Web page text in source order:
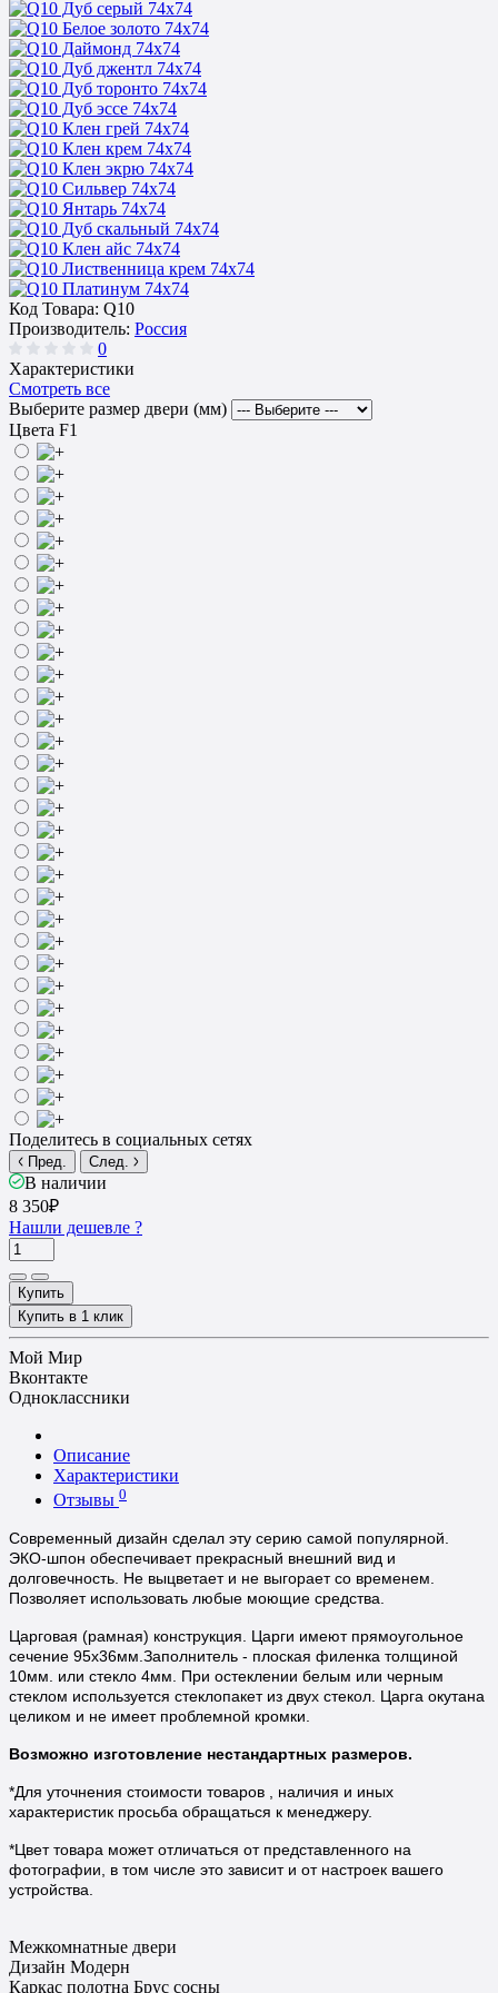
Код Товара: Q10
Производитель: Россия
0
Характеристики
Смотреть все
Выберите размер двери (мм)
Цвета F1
Поделитесь в социальных сетях
Пред. След.
В наличии
8 350₽
Нашли дешевле ?
Купить
Купить в 1 клик
Мой Мир
Вконтакте
Одноклассники
Описание
Характеристики
Отзывы 0
Современный дизайн сделал эту серию самой популярной.
ЭКО-шпон обеспечивает прекрасный внешний вид и
долговечность. Не выцветает и не выгорает со временем.
Позволяет использовать любые моющие средства.
Царговая (рамная) конструкция. Царги имеют прямоугольное
сечение 95х36мм.Заполнитель - плоская филенка толщиной
10мм. или стекло 4мм. При остеклении белым или черным
стеклом используется стеклопакет из двух стекол. Царга окутана
целиком и не имеет проблемной кромки.
Возможно изготовление нестандартных размеров.
*Для уточнения стоимости товаров , наличия и иных
характеристик просьба обращаться к менеджеру.
*Цвет товара может отличаться от представленного на
фотографии, в том числе это зависит и от настроек вашего
устройства.
Межкомнатные двери
Дизайн Модерн
Каркас полотна Брус сосны